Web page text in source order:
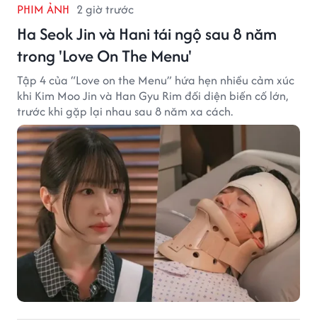
PHIM ẢNH 2 giờ trước
Ha Seok Jin và Hani tái ngộ sau 8 năm
trong 'Love On The Menu'
Tập 4 của “Love on the Menu” hứa hẹn nhiều cảm xúc
khi Kim Moo Jin và Han Gyu Rim đối diện biến cố lớn,
trước khi gặp lại nhau sau 8 năm xa cách.